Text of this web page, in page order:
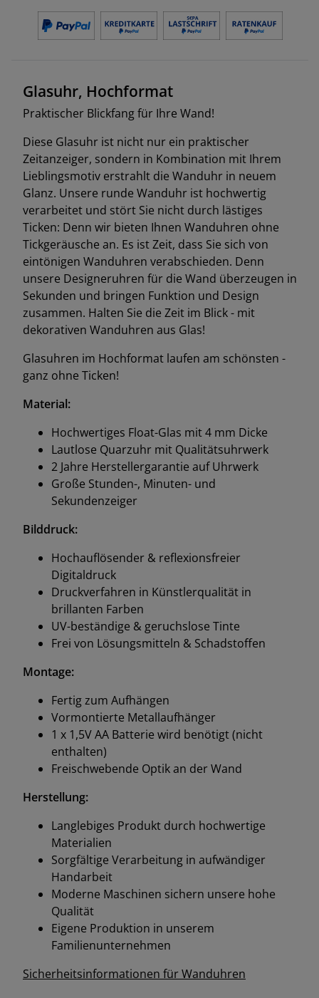
Glasuhr, Hochformat
Praktischer Blickfang für Ihre Wand!
Diese Glasuhr ist nicht nur ein praktischer
Zeitanzeiger, sondern in Kombination mit Ihrem
Lieblingsmotiv erstrahlt die Wanduhr in neuem
Glanz. Unsere runde Wanduhr ist hochwertig
verarbeitet und stört Sie nicht durch lästiges
Ticken: Denn wir bieten Ihnen Wanduhren ohne
Tickgeräusche an. Es ist Zeit, dass Sie sich von
eintönigen Wanduhren verabschieden. Denn
unsere Designeruhren für die Wand überzeugen in
Sekunden und bringen Funktion und Design
zusammen. Halten Sie die Zeit im Blick - mit
dekorativen Wanduhren aus Glas!
Glasuhren im Hochformat laufen am schönsten -
ganz ohne Ticken!
Material:
Hochwertiges Float-Glas mit 4 mm Dicke
Lautlose Quarzuhr mit Qualitätsuhrwerk
2 Jahre Herstellergarantie auf Uhrwerk
Große Stunden-, Minuten- und
Sekundenzeiger
Bilddruck:
Hochauflösender & reflexionsfreier
Digitaldruck
Druckverfahren in Künstlerqualität in
brillanten Farben
UV-beständige & geruchslose Tinte
Frei von Lösungsmitteln & Schadstoffen
Montage:
Fertig zum Aufhängen
Vormontierte Metallaufhänger
1 x 1,5V AA Batterie wird benötigt (nicht
enthalten)
Freischwebende Optik an der Wand
Herstellung:
Langlebiges Produkt durch hochwertige
Materialien
Sorgfältige Verarbeitung in aufwändiger
Handarbeit
Moderne Maschinen sichern unsere hohe
Qualität
Eigene Produktion in unserem
Familienunternehmen
Sicherheitsinformationen für Wanduhren